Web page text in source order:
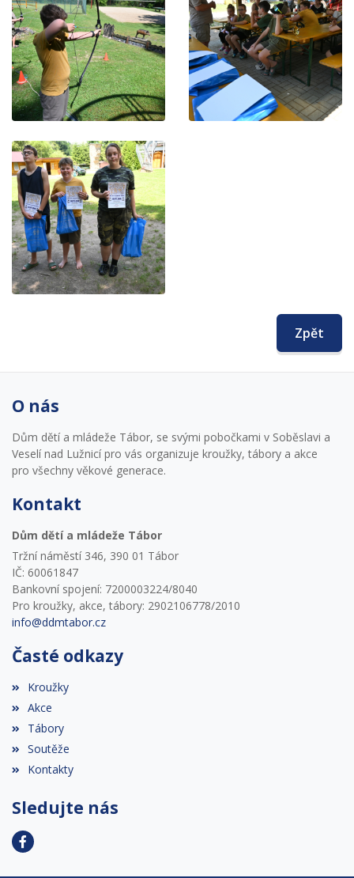
Zpět
O nás
Dům dětí a mládeže Tábor, se svými pobočkami v Soběslavi a
Veselí nad Lužnicí pro vás organizuje kroužky, tábory a akce
pro všechny věkové generace.
Kontakt
Dům dětí a mládeže Tábor
Tržní náměstí 346, 390 01 Tábor
IČ: 60061847
Bankovní spojení: 7200003224/8040
Pro kroužky, akce, tábory: 2902106778/2010
info@ddmtabor.cz
Časté odkazy
Kroužky
Akce
Tábory
Soutěže
Kontakty
Sledujte nás